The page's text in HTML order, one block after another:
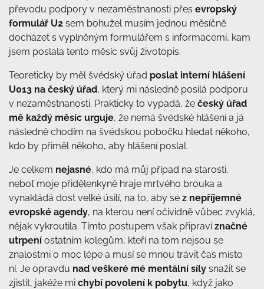
převodu podpory v nezaměstnanosti přes evropský
formulář U2 sem bohužel musím jednou měsíčně
docházet s vyplněným formulářem s informacemi, kam
jsem poslala tento měsíc svůj životopis.
Teoreticky by měl švédský úřad poslat interní hlášení
U013 na český úřad, který mi následně posílá podporu
v nezaměstnanosti. Prakticky to vypadá, že český úřad
mě každý měsíc urguje, že nemá švédské hlášení a já
následně chodím na švédskou pobočku hledat někoho,
kdo by přiměl někoho, aby hlášení poslal.
Je celkem nejasné, kdo má můj případ na starosti,
neboť moje přidělenkyně hraje mrtvého brouka a
vynakládá dost velké úsilí, na to, aby se z nepříjemné
evropské agendy, na kterou není očividně vůbec zvyklá,
nějak vykroutila. Tímto postupem však připravíznačné
utrpení ostatním kolegům, kteří na tom nejsou se
znalostmi o moc lépe a musí se mnou trávit čas místo
ní. Je opravdu nad veškeré mé mentální síly snažit se
zjistit, jakéže mi chybí povolení k pobytu, když jako